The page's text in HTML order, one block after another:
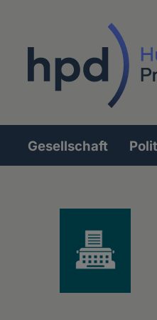
Gesellschaft